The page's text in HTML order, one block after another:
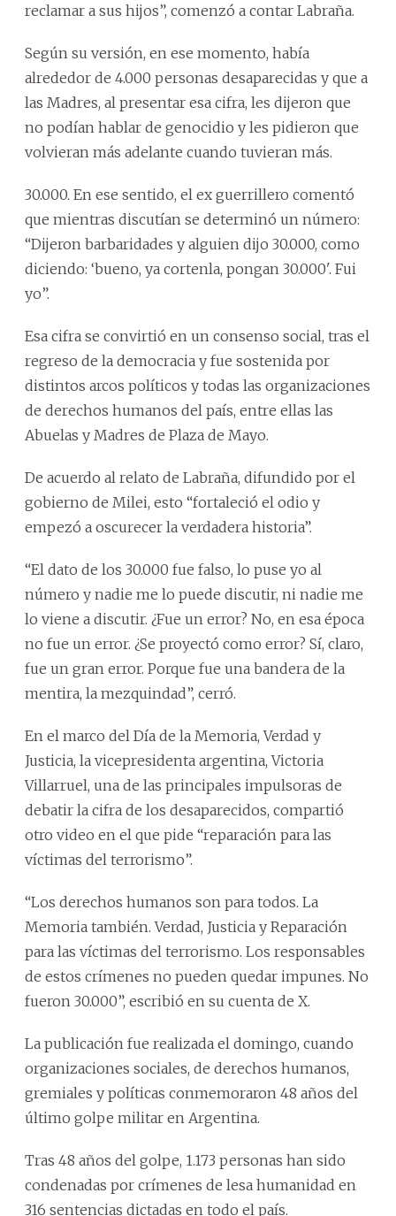
reclamar a sus hijos”, comenzó a contar Labraña.
Según su versión, en ese momento, había
alrededor de 4.000 personas desaparecidas y que a
las Madres, al presentar esa cifra, les dijeron que
no podían hablar de genocidio y les pidieron que
volvieran más adelante cuando tuvieran más.
30.000. En ese sentido, el ex guerrillero comentó
que mientras discutían se determinó un número:
“Dijeron barbaridades y alguien dijo 30.000, como
diciendo: ‘bueno, ya cortenla, pongan 30.000'. Fui
yo”.
Esa cifra se convirtió en un consenso social, tras el
regreso de la democracia y fue sostenida por
distintos arcos políticos y todas las organizaciones
de derechos humanos del país, entre ellas las
Abuelas y Madres de Plaza de Mayo.
De acuerdo al relato de Labraña, difundido por el
gobierno de Milei, esto “fortaleció el odio y
empezó a oscurecer la verdadera historia”.
“El dato de los 30.000 fue falso, lo puse yo al
número y nadie me lo puede discutir, ni nadie me
lo viene a discutir. ¿Fue un error? No, en esa época
no fue un error. ¿Se proyectó como error? Sí, claro,
fue un gran error. Porque fue una bandera de la
mentira, la mezquindad”, cerró.
En el marco del Día de la Memoria, Verdad y
Justicia, la vicepresidenta argentina, Victoria
Villarruel, una de las principales impulsoras de
debatir la cifra de los desaparecidos, compartió
otro video en el que pide “reparación para las
víctimas del terrorismo”.
“Los derechos humanos son para todos. La
Memoria también. Verdad, Justicia y Reparación
para las víctimas del terrorismo. Los responsables
de estos crímenes no pueden quedar impunes. No
fueron 30.000”, escribió en su cuenta de X.
La publicación fue realizada el domingo, cuando
organizaciones sociales, de derechos humanos,
gremiales y políticas conmemoraron 48 años del
último golpe militar en Argentina.
Tras 48 años del golpe, 1.173 personas han sido
condenadas por crímenes de lesa humanidad en
316 sentencias dictadas en todo el país.